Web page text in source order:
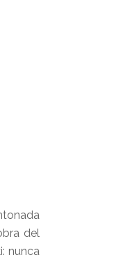
del
nunca